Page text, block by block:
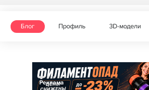
Блог Профиль 3D-модели
Реклама